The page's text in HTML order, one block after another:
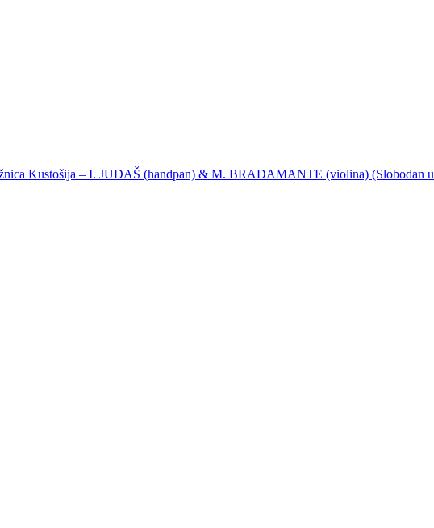
Kustošija – I. JUDAŠ (handpan) & M. BRADAMANTE (violina) (Slobodan